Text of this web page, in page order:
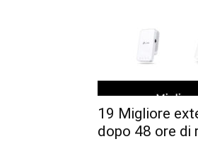
19 Migliore
dopo 48 ore di